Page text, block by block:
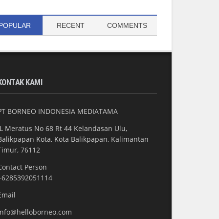
RECENT COMMENTS
KAMI
BORNEO INDONESIA MEDIATAMA
Meratus No 68 Rt 44 Kelandasan Ulu,
Kota, Kota Balikpapan, Kalimantan
76112
Person